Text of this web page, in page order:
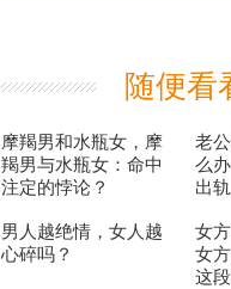
随便看
摩羯男和水瓶女，摩
羯男与水瓶女：命中
注定的悖论？
老
么
出
男人越绝情，女人越
心碎吗？
女
女
这